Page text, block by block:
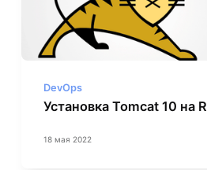
DevOps
Установка Tomcat 10 на
18 мая 2022